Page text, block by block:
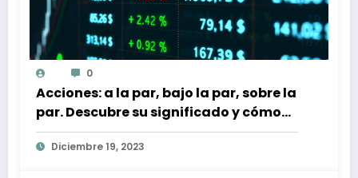
0
Acciones: a la par, bajo la par, sobre la
par. Descubre su significado y cómo
afectan a tu inversión
Diciembre 19, 2023